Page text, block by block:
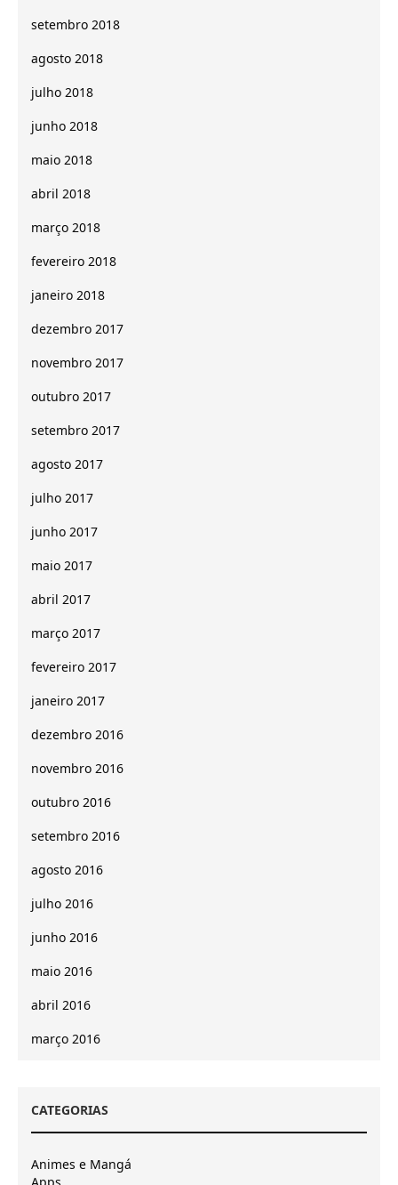
setembro 2018
agosto 2018
julho 2018
junho 2018
maio 2018
abril 2018
março 2018
fevereiro 2018
janeiro 2018
dezembro 2017
novembro 2017
outubro 2017
setembro 2017
agosto 2017
julho 2017
junho 2017
maio 2017
abril 2017
março 2017
fevereiro 2017
janeiro 2017
dezembro 2016
novembro 2016
outubro 2016
setembro 2016
agosto 2016
julho 2016
junho 2016
maio 2016
abril 2016
março 2016
CATEGORIAS
Animes e Mangá